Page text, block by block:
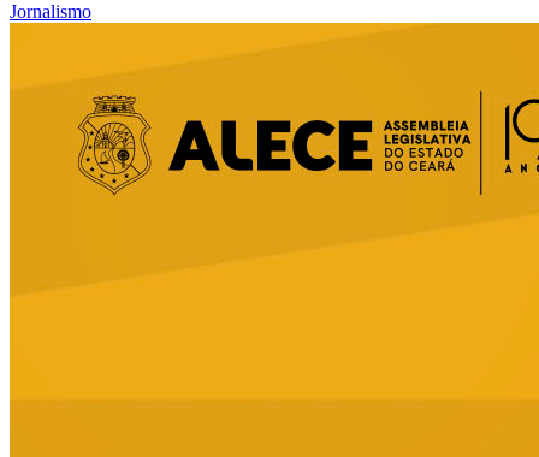
Jornalismo